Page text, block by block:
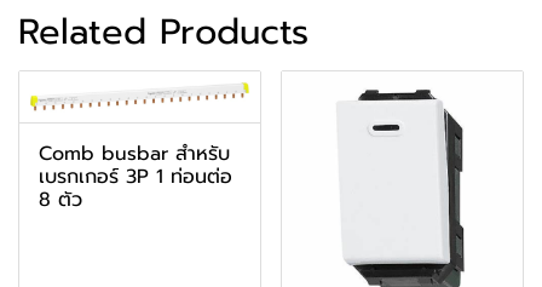
Related Products
Comb busbar สำหรับ
เบรกเกอร์ 3P 1 ท่อนต่อ
8 ตัว